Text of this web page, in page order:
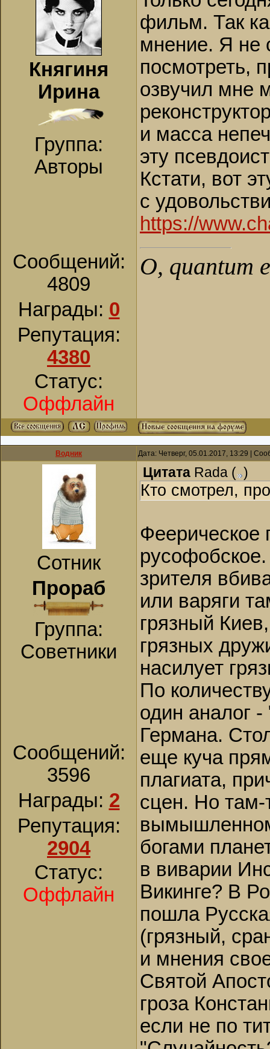
Княгиня
Ирина
Группа:
Авторы
Сообщений:
4809
Награды: 0
Репутация:
4380
Статус:
Оффлайн
фильм. Так
мнение. Я не
посмотреть,
озвучил мне
и масса
эту
Кстати, вот
с
https://
О, quantum
Водник Дата: Четверг, 05.01.2017, 13:29 |
Сотник
Прораб
Группа:
Советники
Сообщений:
3596
Награды: 2
Репутация:
2904
Статус:
Оффлайн
Цитата Rada ( )
Кто смотрел,
Феерическое
зрителя
или варяги
грязный
грязных
насилует
По
один аналог
Германа.
еще куча
плагиата,
сцен. Но там-
богами
в виварии
Викинге? В
пошла
(грязный,
и мнения
Святой
гроза
если не по